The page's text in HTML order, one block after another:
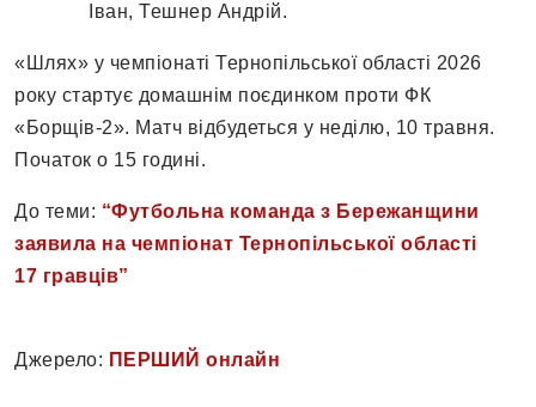
Іван, Тешнер Андрій.
«Шлях» у чемпіонаті Тернопільської області 2026
року стартує домашнім поєдинком проти ФК
«Борщів-2». Матч відбудеться у неділю, 10 травня.
Початок о 15 годині.
До теми: “Футбольна команда з Бережанщини
заявила на чемпіонат Тернопільської області
17 гравців”
Джерело: ПЕРШИЙ онлайн